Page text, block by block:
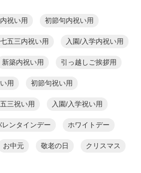
祝い用 初節句内祝い用
七五三内祝い用 入園/入学内祝い用
新築内祝い用 引っ越しご挨拶用
用 初節句祝い用
三祝い用 入園/入学祝い用
レンタインデー ホワイトデー
お中元 敬老の日 クリスマス